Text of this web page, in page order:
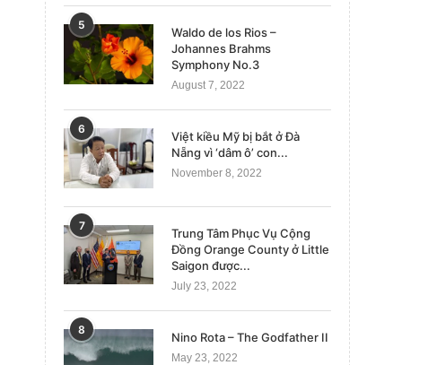
5
Waldo de los Rios –
Johannes Brahms
Symphony No.3
August 7, 2022
6
Việt kiều Mỹ bị bắt ở Đà
Nẵng vì ‘dâm ô’ con...
November 8, 2022
7
Trung Tâm Phục Vụ Cộng
Đồng Orange County ở Little
Saigon được...
July 23, 2022
8
Nino Rota – The Godfather II
May 23, 2022